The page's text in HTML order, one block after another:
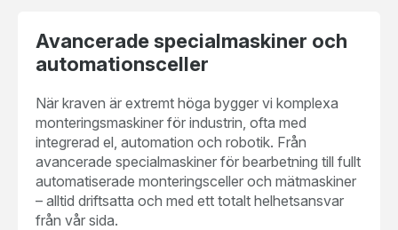
Avancerade specialmaskiner och
automationsceller
När kraven är extremt höga bygger vi komplexa
monteringsmaskiner för industrin, ofta med
integrerad el, automation och robotik. Från
avancerade specialmaskiner för bearbetning till fullt
automatiserade monteringsceller och mätmaskiner
– alltid driftsatta och med ett totalt helhetsansvar
från vår sida.